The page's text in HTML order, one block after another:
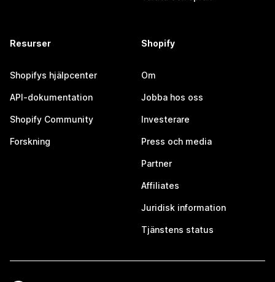
Resurser
Shopifys hjälpcenter
API-dokumentation
Shopify Community
Forskning
Shopify
Om
Jobba hos oss
Investerare
Press och media
Partner
Affiliates
Juridisk information
Tjänstens status